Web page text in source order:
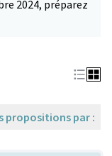
2024, préparez
propositions par :